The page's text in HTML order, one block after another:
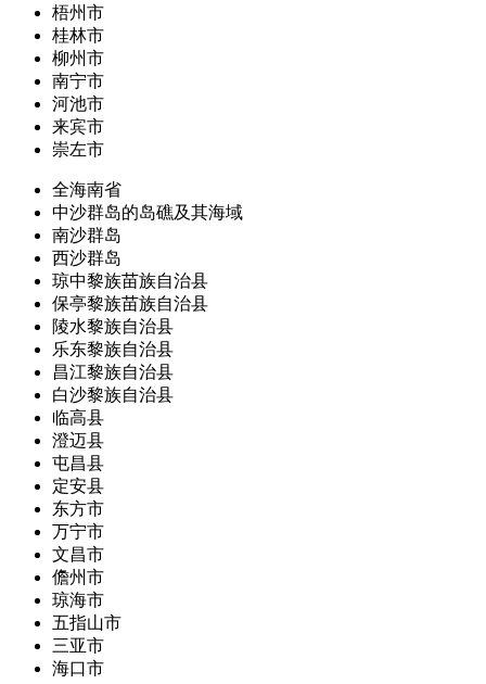
梧州市
桂林市
柳州市
南宁市
河池市
来宾市
崇左市
全海南省
中沙群岛的岛礁及其海域
南沙群岛
西沙群岛
琼中黎族苗族自治县
保亭黎族苗族自治县
陵水黎族自治县
乐东黎族自治县
昌江黎族自治县
白沙黎族自治县
临高县
澄迈县
屯昌县
定安县
东方市
万宁市
文昌市
儋州市
琼海市
五指山市
三亚市
海口市